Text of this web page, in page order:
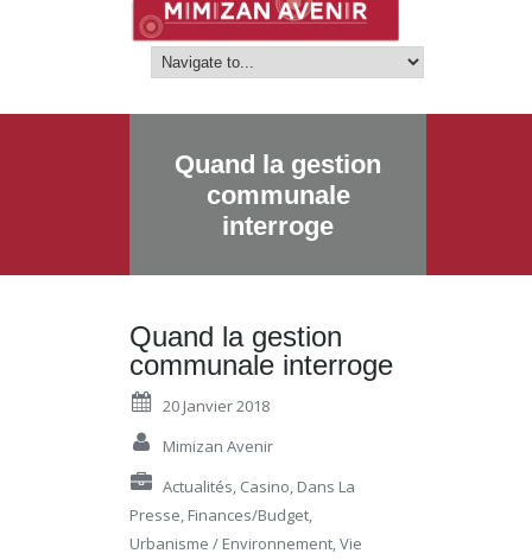
Quand la gestion
communale
interroge
Quand la gestion
communale interroge
20 Janvier 2018
Mimizan Avenir
Actualités, Casino, Dans La
Presse, Finances/budget,
Urbanisme / Environnement,Vie